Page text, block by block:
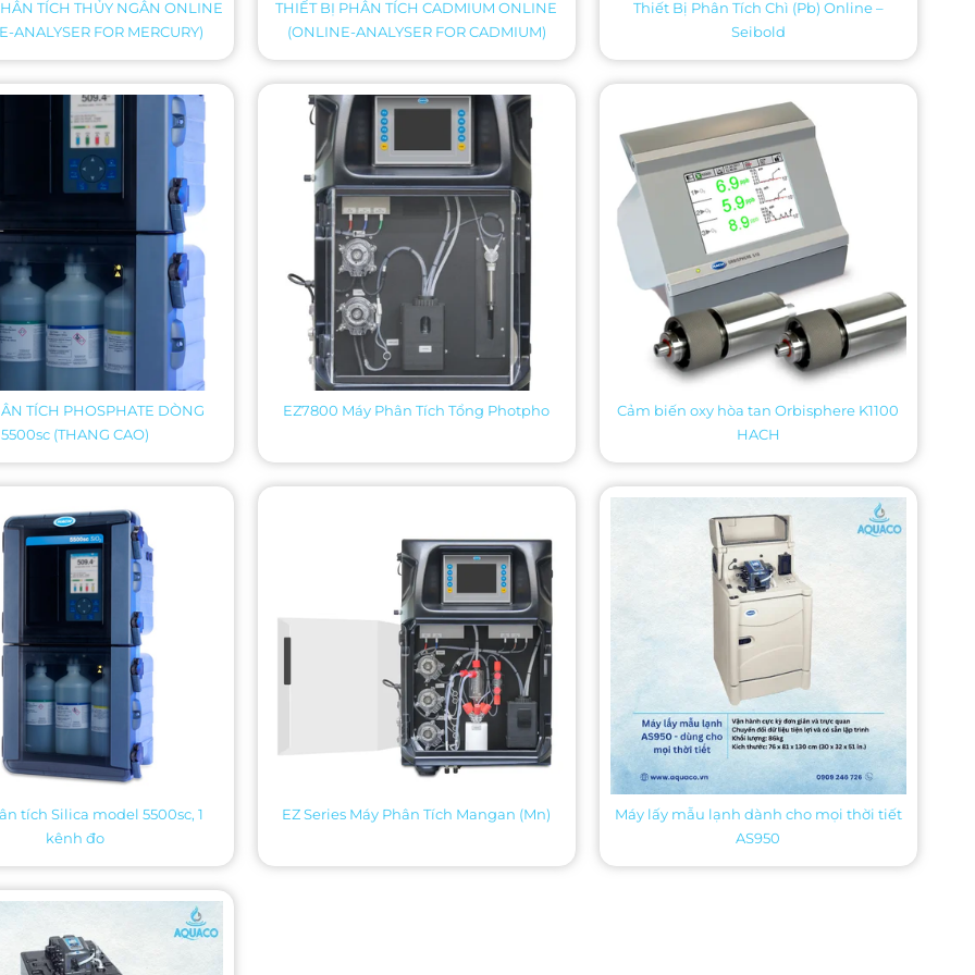
TÍCH THỦY NGÂN ONLINE
ANALYSER FOR MERCURY)
THIẾT BỊ PHÂN TÍCH CADMIUM ONLINE
(ONLINE-ANALYSER FOR CADMIUM)
Thiết Bị Phân Tích Chì (Pb) Online –
Seibold
TÍCH PHOSPHATE DÒNG
5500sc (THANG CAO)
EZ7800 Máy Phân Tích Tổng Photpho
Cảm biến oxy hòa tan Orbisphere K1100
HACH
tích Silica model 5500sc, 1
kênh đo
EZ Series Máy Phân Tích Mangan (Mn)
Máy lấy mẫu lạnh dành cho mọi thời tiết
AS950